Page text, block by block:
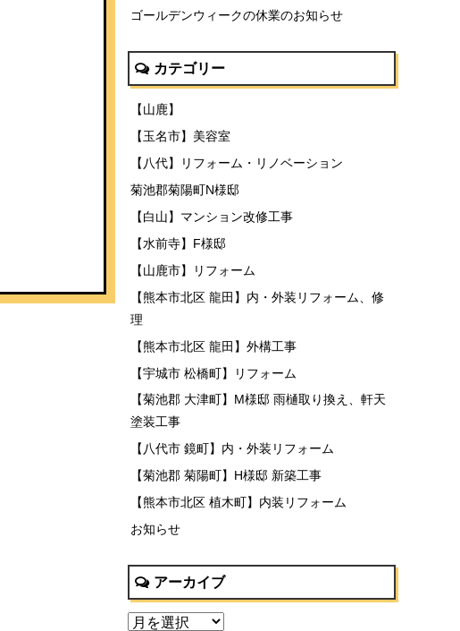
ゴールデンウィークの休業のお知らせ
カテゴリー
【山鹿】
【玉名市】美容室
【八代】リフォーム・リノベーション
菊池郡菊陽町N様邸
【白山】マンション改修工事
【水前寺】F様邸
【山鹿市】リフォーム
【熊本市北区 龍田】内・外装リフォーム、修
理
【熊本市北区 龍田】外構工事
【宇城市 松橋町】リフォーム
【菊池郡 大津町】M様邸 雨樋取り換え、軒天
塗装工事
【八代市 鏡町】内・外装リフォーム
【菊池郡 菊陽町】H様邸 新築工事
【熊本市北区 植木町】内装リフォーム
お知らせ
アーカイブ